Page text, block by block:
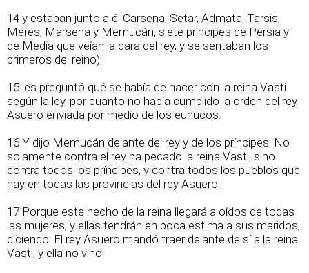
14 y estaban junto a él Carsena, Setar, Admata, Tarsis,
Meres, Marsena y Memucán, siete príncipes de Persia y
de Media que veían la cara del rey, y se sentaban los
primeros del reino);
15 les preguntó qué se había de hacer con la reina Vasti
según la ley, por cuanto no había cumplido la orden del rey
Asuero enviada por medio de los eunucos.
16 Y dijo Memucán delante del rey y de los príncipes: No
solamente contra el rey ha pecado la reina Vasti, sino
contra todos los príncipes, y contra todos los pueblos que
hay en todas las provincias del rey Asuero.
17 Porque este hecho de la reina llegará a oídos de todas
las mujeres, y ellas tendrán en poca estima a sus maridos,
diciendo: El rey Asuero mandó traer delante de sí a la reina
Vasti, y ella no vino.